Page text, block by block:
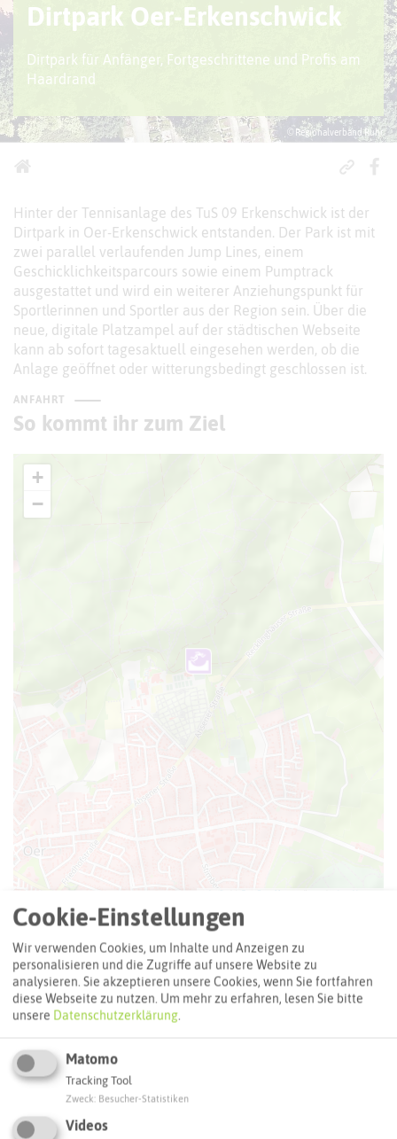
© Regionalverband Ruhr
Dirtpark Oer-Erkenschwick
Dirtpark für Anfänger, Fortgeschrittene und Profis am
Haardrand
Hinter der Tennisanlage des TuS 09 Erkenschwick ist der
Dirtpark in Oer-Erkenschwick entstanden. Der Park ist mit
zwei parallel verlaufenden Jump Lines, einem
Geschicklichkeitsparcours sowie einem Pumptrack
ausgestattet und wird ein weiterer Anziehungspunkt für
Sportlerinnen und Sportler aus der Region sein. Über die
neue, digitale Platzampel auf der städtischen Webseite
kann ab sofort tagesaktuell eingesehen werden, ob die
Anlage geöffnet oder witterungsbedingt geschlossen ist.
ANFAHRT
So kommt ihr zum Ziel
+
−
Dirtpark Oer-Erkenschwick
Am Stimbergpark 76
45739 Oer-Erkenschwick
Interaktive Karte
Cookie-Einstellungen
Wir verwenden Cookies, um Inhalte und Anzeigen zu
personalisieren und die Zugriffe auf unsere Website zu
analysieren. Sie akzeptieren unsere Cookies, wenn Sie fortfahren
diese Webseite zu nutzen. Um mehr zu erfahren, lesen Sie bitte
unsere Datenschutzerklärung.
Matomo
Tracking Tool
Zweck Besucher-Statistiken
Videos